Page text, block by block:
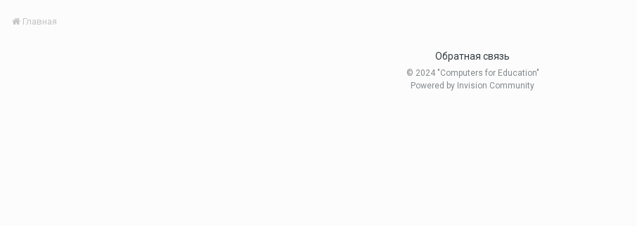
Главная
Обратная связь
© 2024 "Computers for Education"
Powered by Invision Community